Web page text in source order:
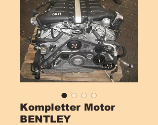
Kompletter Motor
BENTLEY